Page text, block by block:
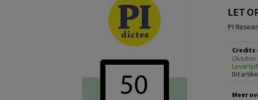
LET
PI
Credits
Oktober
Dit
Meer